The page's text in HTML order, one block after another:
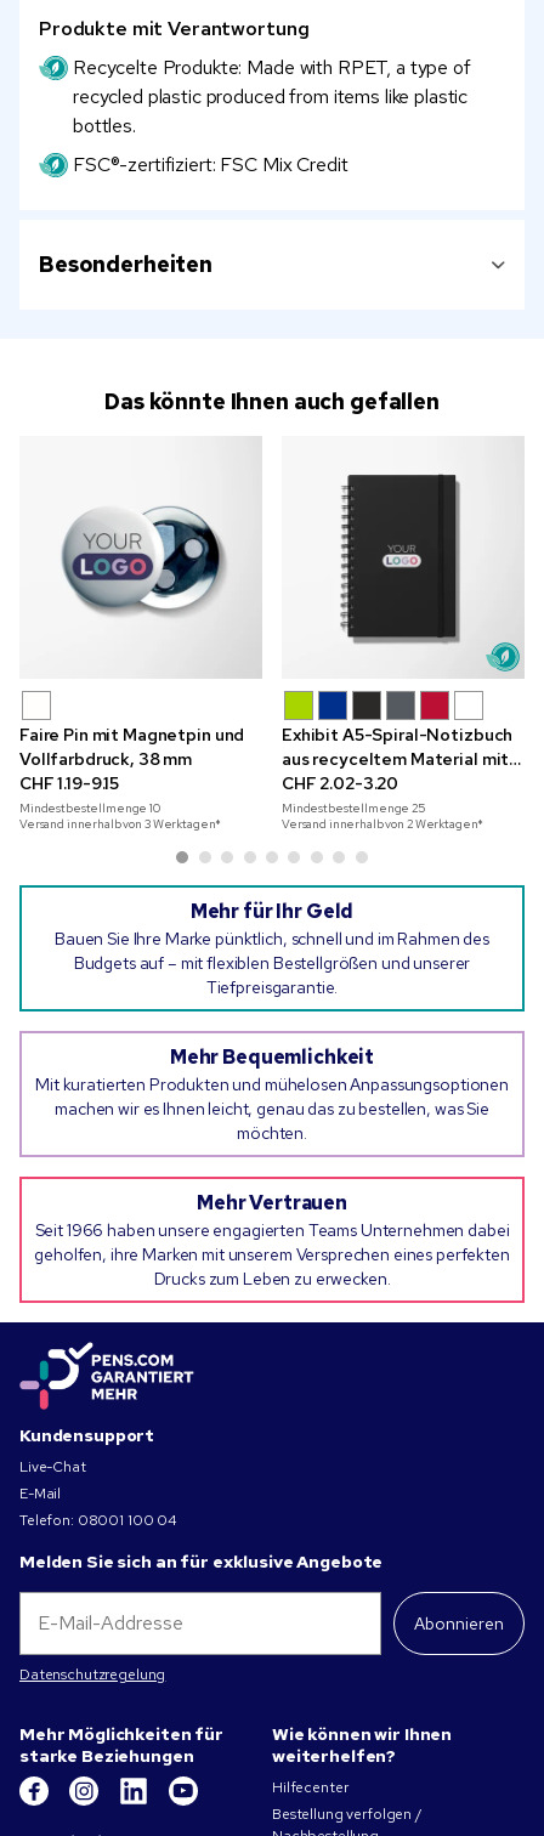
Produkte mit Verantwortung
Recycelte Produkte: Made with RPET, a type of
recycled plastic produced from items like plastic
bottles.
FSC®-zertifiziert: FSC Mix Credit
Besonderheiten
Das könnte Ihnen auch gefallen
Faire Pin mit Magnetpin und
Vollfarbdruck, 38 mm
CHF 1.19-9.15
Mindestbestellmenge10
Versand innerhalb von 3 Werktagen*
Exhibit A5-Spiral-Notizbuch
aus recyceltem Material mit
Vollfarbdruck
CHF 2.02-3.20
Mindestbestellmenge25
Versand innerhalb von 2 Werktagen*
Mehr für Ihr Geld
Bauen Sie Ihre Marke pünktlich, schnell und im Rahmen des
Budgets auf – mit flexiblen Bestellgrößen und unserer
Tiefpreisgarantie.
Mehr Bequemlichkeit
Mit kuratierten Produkten und mühelosen Anpassungsoptionen
machen wir es Ihnen leicht, genau das zu bestellen, was Sie
möchten.
Mehr Vertrauen
Seit 1966 haben unsere engagierten Teams Unternehmen dabei
geholfen, ihre Marken mit unserem Versprechen eines perfekten
Drucks zum Leben zu erwecken.
Kundensupport
Live-Chat
E-Mail
Telefon: 08001 100 04
Melden Sie sich an für exklusive Angebote
Abonnieren
Datenschutzregelung
Mehr Möglichkeiten für
starke Beziehungen
Wie können wir Ihnen
weiterhelfen?
Hilfecenter
Bestellung verfolgen /